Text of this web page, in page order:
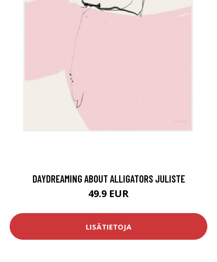
DAYDREAMING ABOUT ALLIGATORS JULISTE
49.9 EUR
LISÄTIETOJA